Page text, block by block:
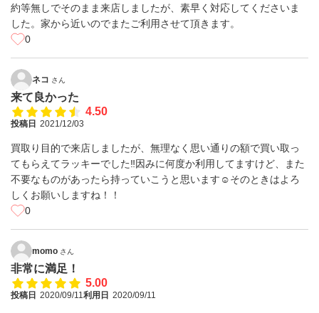
約等無しでそのまま来店しましたが、素早く対応してくださいま
した。家から近いのでまたご利用させて頂きます。
0
ネコ さん
来て良かった
4.50
投稿日 2021/12/03
買取り目的で来店しましたが、無理なく思い通りの額で買い取っ
てもらえてラッキーでした‼️因みに何度か利用してますけど、また
不要なものがあったら持っていこうと思います☺️そのときはよろ
しくお願いしますね！！
0
momo さん
非常に満足！
5.00
投稿日 2020/09/11利用日 2020/09/11